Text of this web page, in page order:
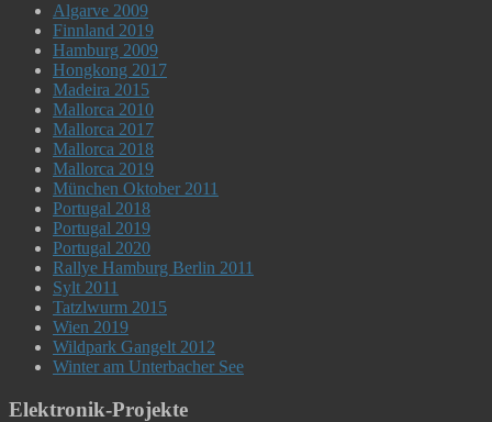
Algarve 2009
Finnland 2019
Hamburg 2009
Hongkong 2017
Madeira 2015
Mallorca 2010
Mallorca 2017
Mallorca 2018
Mallorca 2019
München Oktober 2011
Portugal 2018
Portugal 2019
Portugal 2020
Rallye Hamburg Berlin 2011
Sylt 2011
Tatzlwurm 2015
Wien 2019
Wildpark Gangelt 2012
Winter am Unterbacher See
Elektronik-Projekte